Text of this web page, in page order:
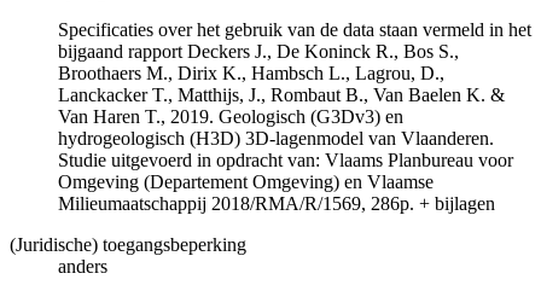
Specificaties over het gebruik van de data staan vermeld in het
bijgaand rapport Deckers J., De Koninck R., Bos S.,
Broothaers M., Dirix K., Hambsch L., Lagrou, D.,
Lanckacker T., Matthijs, J., Rombaut B., Van Baelen K. &
Van Haren T., 2019. Geologisch (G3Dv3) en
hydrogeologisch (H3D) 3D-lagenmodel van Vlaanderen.
Studie uitgevoerd in opdracht van: Vlaams Planbureau voor
Omgeving (Departement Omgeving) en Vlaamse
Milieumaatschappij 2018/RMA/R/1569, 286p. + bijlagen
(Juridische) toegangsbeperking
anders